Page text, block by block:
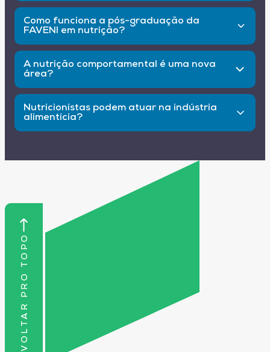
Nutrição clínica, esportiva e hospitalar
concentram grande parte das oportunidades,
mas o crescimento é visível em todas as áreas.
Como funciona a pós-graduação da
FAVENI em nutrição?
Os cursos são a distância, com duração média
de 6 a 12 meses, conteúdos atualizados e
certificação reconhecida pelo MEC.
A nutrição comportamental é uma nova
área?
Sim, ela vem ganhando destaque ao unir
conhecimentos de nutrição e psicologia, com
foco em promover mudanças sustentáveis de
hábitos.
Nutricionistas podem atuar na indústria
alimentícia?
VOLTAR PRO TOPO